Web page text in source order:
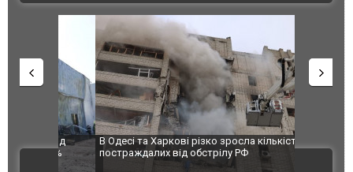
В Одесі та Харкові різко зросла кількість
постраждалих від обстрілу РФ
Ворог
двоє
після
ВІДЕО